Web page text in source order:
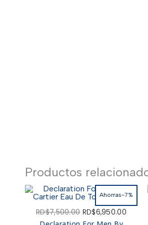
Productos
Ahorras-7%
RD$7,500.00 El
precio
RD$6,950.00El